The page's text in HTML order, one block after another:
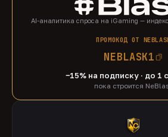
AI-аналитика спроса на iGaming —
ПРОМОКОД ОТ
NEBLASK1
−15% на подписку · до 1
пока строится